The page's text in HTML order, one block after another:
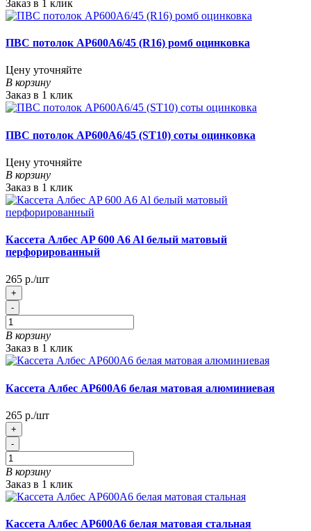
Заказ в 1 клик
ПВС потолок AP600A6/45 (R16) ромб оцинковка
Цену уточняйте
В корзину
Заказ в 1 клик
ПВС потолок AP600A6/45 (ST10) соты оцинковка
Цену уточняйте
В корзину
Заказ в 1 клик
Кассета Албес AP 600 A6 Al белый матовый
перфорированный
265 р./шт
+
-
В корзину
Заказ в 1 клик
Кассета Албес АР600А6 белая матовая алюминиевая
265 р./шт
+
-
В корзину
Заказ в 1 клик
Кассета Албес АР600А6 белая матовая стальная